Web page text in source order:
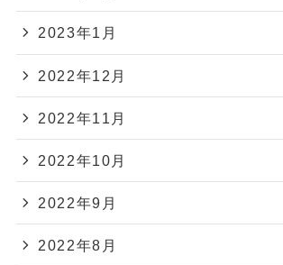
2023年1月
2022年12月
2022年11月
2022年10月
2022年9月
2022年8月